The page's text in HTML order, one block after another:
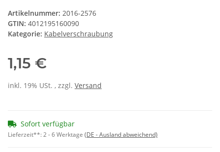
Artikelnummer: 2016-2576
GTIN: 4012195160090
Kategorie: Kabelverschraubung
1,15 €
inkl. 19% USt. , zzgl. Versand
Sofort verfügbar
Lieferzeit**:2 - 6 Werktage (DE - Ausland abweichend)